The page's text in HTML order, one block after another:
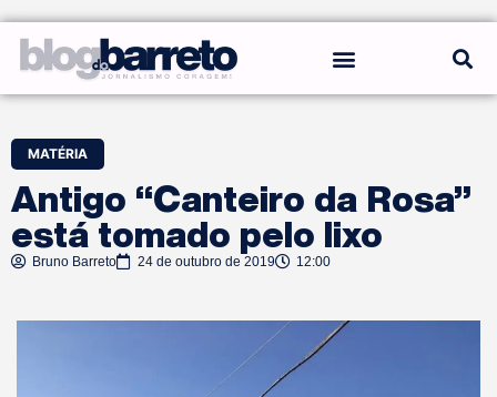
MATÉRIA
Antigo “Canteiro da Rosa”
está tomado pelo lixo
Bruno Barreto 24 de outubro de 2019 12:00